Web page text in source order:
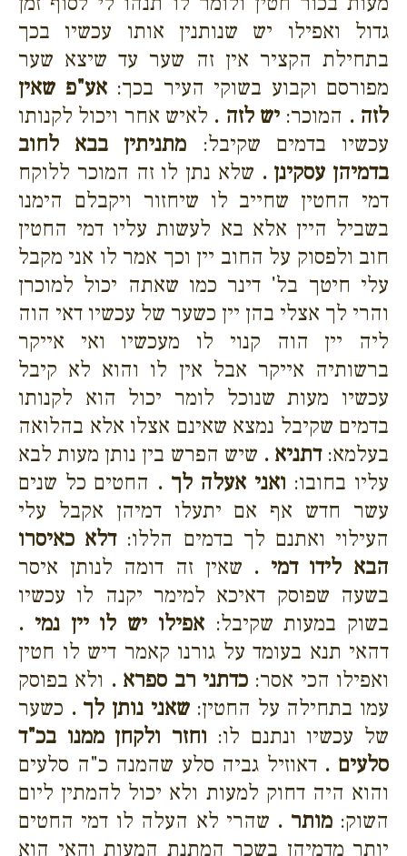
גדול ואפילו יש שנותנין אותו עכשיו בכך
בתחילת הקציר אין זה שער עד שיצא שער
מפורסם וקבוע בשוקי העיר בכך:אע"פ שאין
לזה . המוכר: יש לזה . לאיש אחר ויכול לקנותו
עכשיו בדמים שקיבל: מתניתין בבא לחוב
בדמיהן עסקינן . שלא נתן לו זה המוכר ללוקח
דמי החטין שחייב לו שיחזור ויקבלם הימנו
בשביל היין אלא בא לעשות עליו דמי החטין
חוב ולפסוק על החוב יין וכך אמר לו אני מקבל
עלי חיטך בל' דינר כמו שאתה יכול למוכרן
והרי לך אצלי בהן יין כשער של עכשיו דאי הוה
ליה יין הוה קנוי לו מעכשיו ואי אייקר
ברשותיה אייקר אבל אין לו והוא לא קיבל
עכשיו מעות שנוכל לומר יכול הוא לקנותו
בדמים שקיבל נמצא שאינם אצלו אלא בהלואה
בעלמא:דתניא . שיש הפרש בין נותן מעות לבא
עליו בחובו: ואני אעלה לך . החטים כל שנים
עשר חדש אף אם יתעלו דמיהן אקבל עלי
העילוי ואתנם לך בדמים הללו:דלא כאיסרו
הבא לידו דמי . שאין זה דומה לנותן איסר
בשעה שפוסק דאיכא למימר יקנה לו עכשיו
בשוק במעות שקיבל:אפילו יש לו יין נמי .
דהאי תנא בעומד על גורנו קאמר דיש לו חטין
ואפילו הכי אסר:כדתני רב ספרא . ולא בפוסק
עמו בתחילה על החטין:שאני נותן לך . כשער
של עכשיו ונתנם לו: וחזר ולקחן ממנו בכ"ד
סלעים . דאוזיל גביה סלע שהמנה כ"ה סלעים
והוא היה דחוק למעות ולא יכול להמתין ליום
השוק:מותר . שהרי לא העלה לו דמי החטים
יותר מדמיהן בשכר המתנת המעות והאי הוא